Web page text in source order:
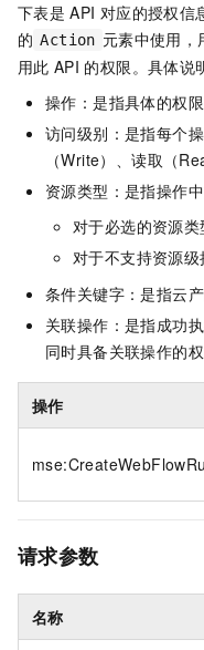
下表是 API 对应的授权信
的 Action 元素中使用，
用此 API 的权限。具体说
操作：是指具体的权限
访问级别：是指每个
（Write）、读取（
资源类型：是指操作
对于必选的资源类
对于不支持资源
条件关键字：是指云
关联操作：是指成功
同时具备关联操作的
操作
请求参数
名称